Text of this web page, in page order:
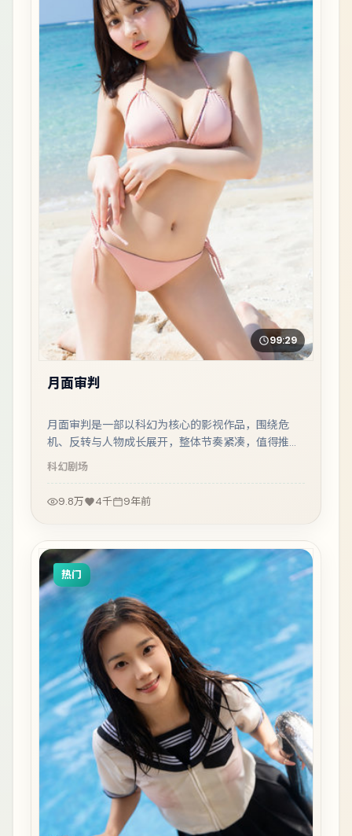
99:29
月面审判
月面审判是一部以科幻为核心的影视作品，围绕危
机、反转与人物成长展开，整体节奏紧凑，值得推荐
观看。
科幻剧场
9.8万 4千 9年前
热门